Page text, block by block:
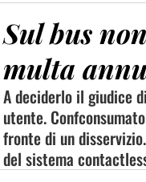
Sul bus
multa
A deciderlo il giudice
utente.
fronte di un
del sistema